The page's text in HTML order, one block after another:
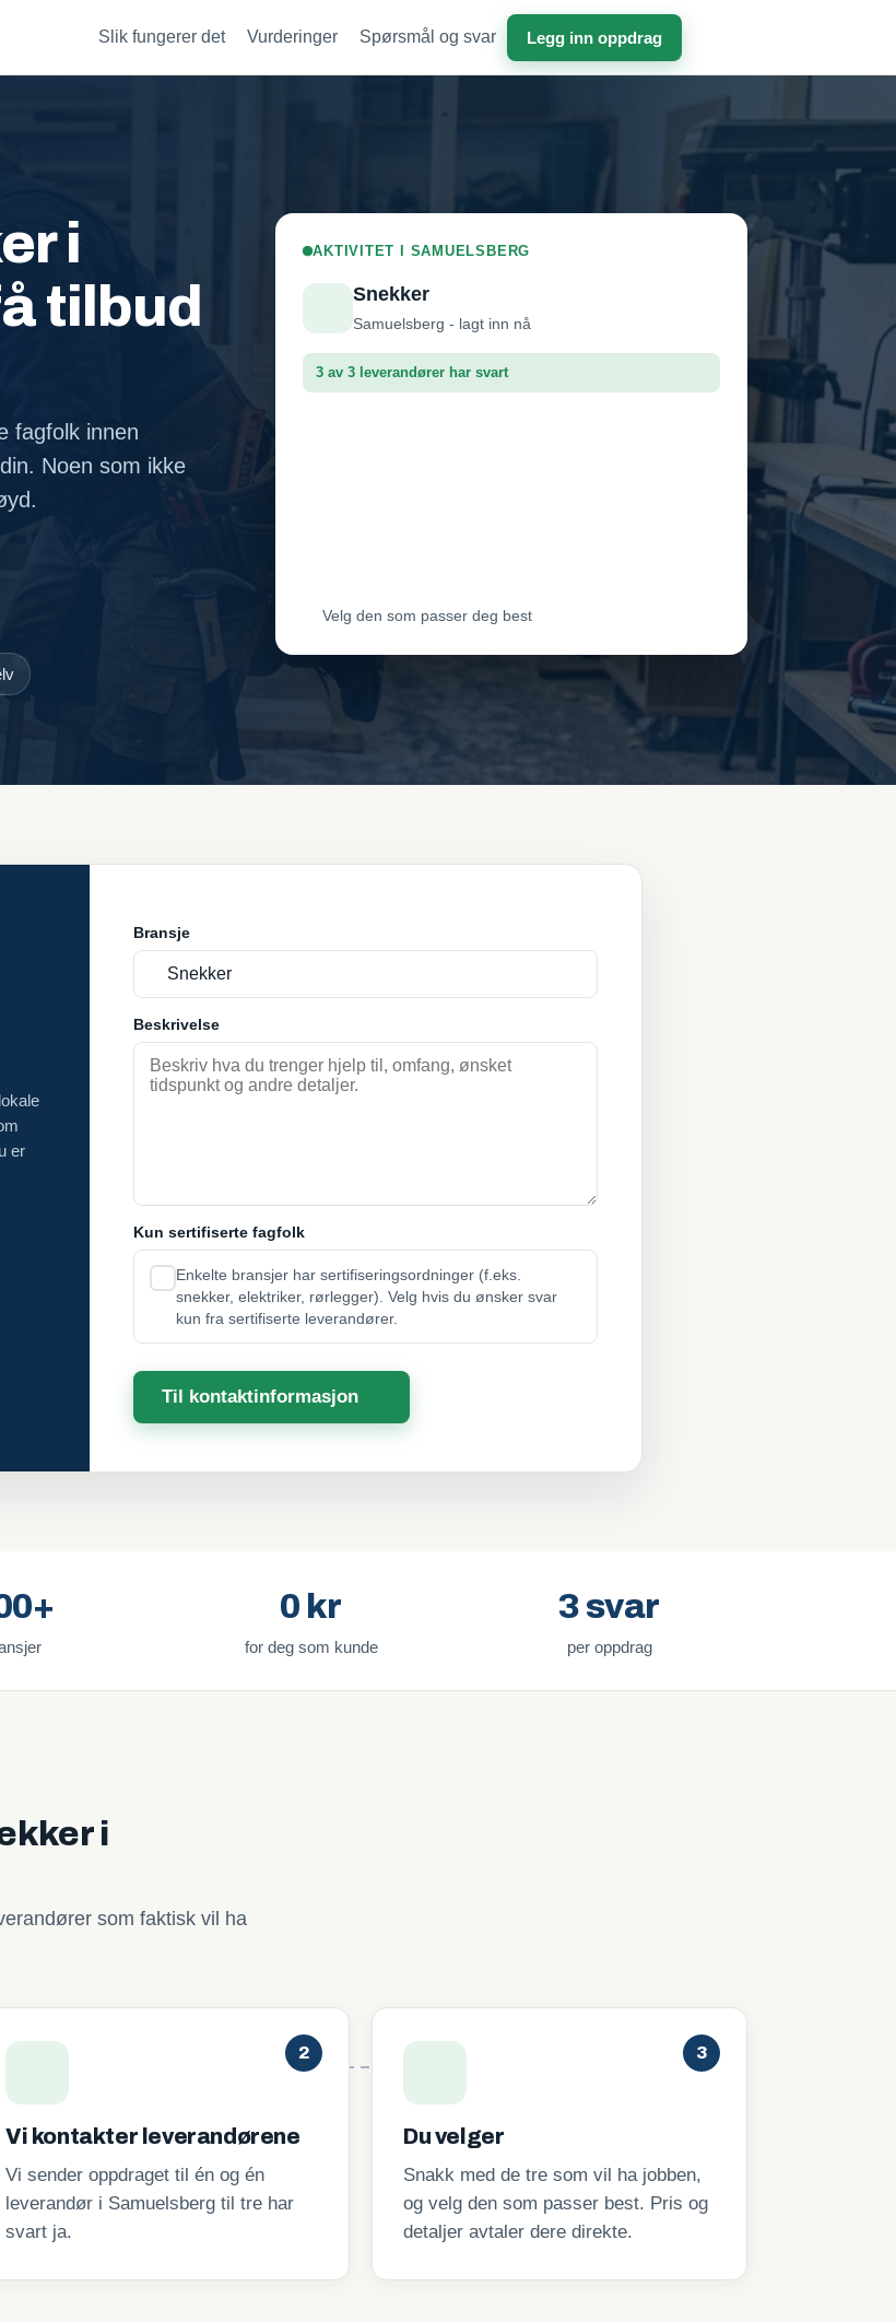
Slik fungerer det Vurderinger Spørsmål og svar Legg inn oppdrag
i
tilbud
fagfolk innen
Noen som ikke
AKTIVITET I SAMUELSBERG
Snekker
Samuelsberg - lagt inn nå
3 av 3 leverandører har svart
Velg den som passer deg best
er
Bransje
Beskrivelse
Kun sertifiserte fagfolk
Enkelte bransjer har sertifiseringsordninger (f.eks.
snekker, elektriker, rørlegger). Velg hvis du ønsker svar
kun fra sertifiserte leverandører.
Til kontaktinformasjon
0 kr
for deg som kunde
3 svar
per oppdrag
i
som faktisk vil ha
2
Vi kontakter leverandørene
Vi sender oppdraget til én og én
leverandør i Samuelsberg til tre har
svart ja.
3
Du velger
Snakk med de tre som vil ha jobben,
og velg den som passer best. Pris og
detaljer avtaler dere direkte.